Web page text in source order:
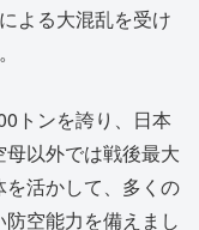
よる大混乱を受け
トンを誇り、日本
母以外では戦後最大
活かして、多くの
空能力を備えまし